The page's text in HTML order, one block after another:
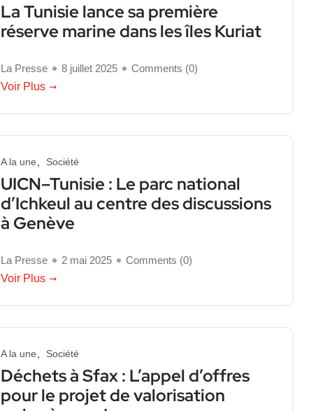
La Tunisie lance sa première
réserve marine dans les îles Kuriat
La Presse 8 juillet 2025 Comments (0)
Voir Plus
A la une Société
UICN–Tunisie : Le parc national
d’Ichkeul au centre des discussions
à Genève
La Presse 2 mai 2025 Comments (0)
Voir Plus
A la une Société
Déchets à Sfax : L’appel d’offres
pour le projet de valorisation